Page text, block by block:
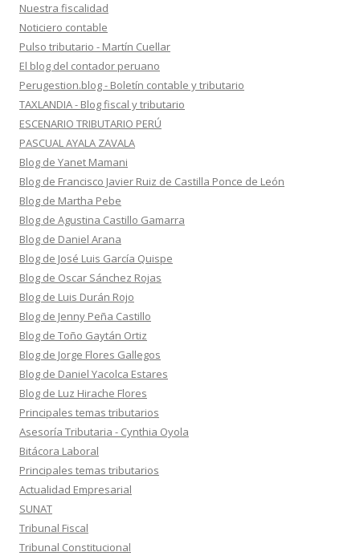
Nuestra fiscalidad
Noticiero contable
Pulso tributario - Martín Cuellar
El blog del contador peruano
Perugestion.blog - Boletín contable y tributario
TAXLANDIA - Blog fiscal y tributario
ESCENARIO TRIBUTARIO PERÚ
PASCUAL AYALA ZAVALA
Blog de Yanet Mamani
Blog de Francisco Javier Ruiz de Castilla Ponce de León
Blog de Martha Pebe
Blog de Agustina Castillo Gamarra
Blog de Daniel Arana
Blog de José Luis García Quispe
Blog de Oscar Sánchez Rojas
Blog de Luis Durán Rojo
Blog de Jenny Peña Castillo
Blog de Toño Gaytán Ortiz
Blog de Jorge Flores Gallegos
Blog de Daniel Yacolca Estares
Blog de Luz Hirache Flores
Principales temas tributarios
Asesoría Tributaria - Cynthia Oyola
Bitácora Laboral
Principales temas tributarios
Actualidad Empresarial
SUNAT
Tribunal Fiscal
Tribunal Constitucional